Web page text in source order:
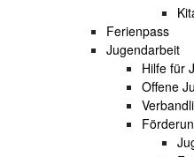
Ferienpass
Jugendarbeit
Hilfe für
Offene